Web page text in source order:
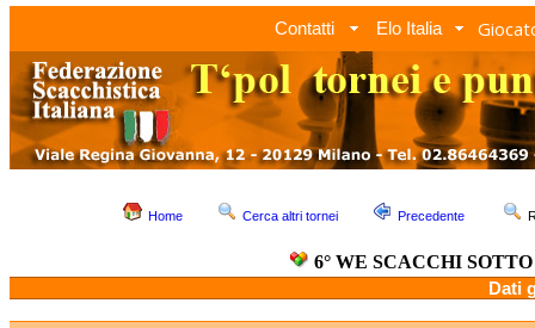
Contatti Elo Italia
Home Cerca altri tornei Precedente
6° WE SCACCHI
Dati